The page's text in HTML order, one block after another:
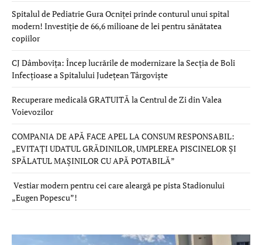
Spitalul de Pediatrie Gura Ocniței prinde conturul unui spital
modern! Investiție de 66,6 milioane de lei pentru sănătatea
copiilor
CJ Dâmbovița: Încep lucrările de modernizare la Secția de Boli
Infecțioase a Spitalului Județean Târgoviște
Recuperare medicală GRATUITĂ la Centrul de Zi din Valea
Voievozilor
COMPANIA DE APĂ FACE APEL LA CONSUM RESPONSABIL:
„EVITAȚI UDATUL GRĂDINILOR, UMPLEREA PISCINELOR ȘI
SPĂLATUL MAȘINILOR CU APĂ POTABILĂ”
Vestiar modern pentru cei care aleargă pe pista Stadionului
„Eugen Popescu”!